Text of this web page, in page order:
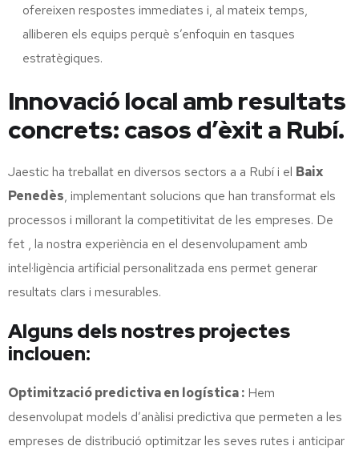
ofereixen respostes immediates i, al mateix temps,
alliberen els equips perquè s’enfoquin en tasques
estratègiques.
Innovació local amb resultats
concrets: casos d’èxit a Rubí.
Jaestic ha treballat en diversos sectors a a Rubí i el Baix
Penedès, implementant solucions que han transformat els
processos i millorant la competitivitat de les empreses. De
fet , la nostra experiència en el desenvolupament amb
intel·ligència artificial personalitzada ens permet generar
resultats clars i mesurables.
Alguns dels nostres projectes
inclouen:
Optimització predictiva en logística : Hem
desenvolupat models d’anàlisi predictiva que permeten a les
empreses de distribució optimitzar les seves rutes i anticipar